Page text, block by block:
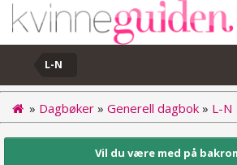
L-N
» Dagbøker » Generell dagbok » L-N
Vil du være med på